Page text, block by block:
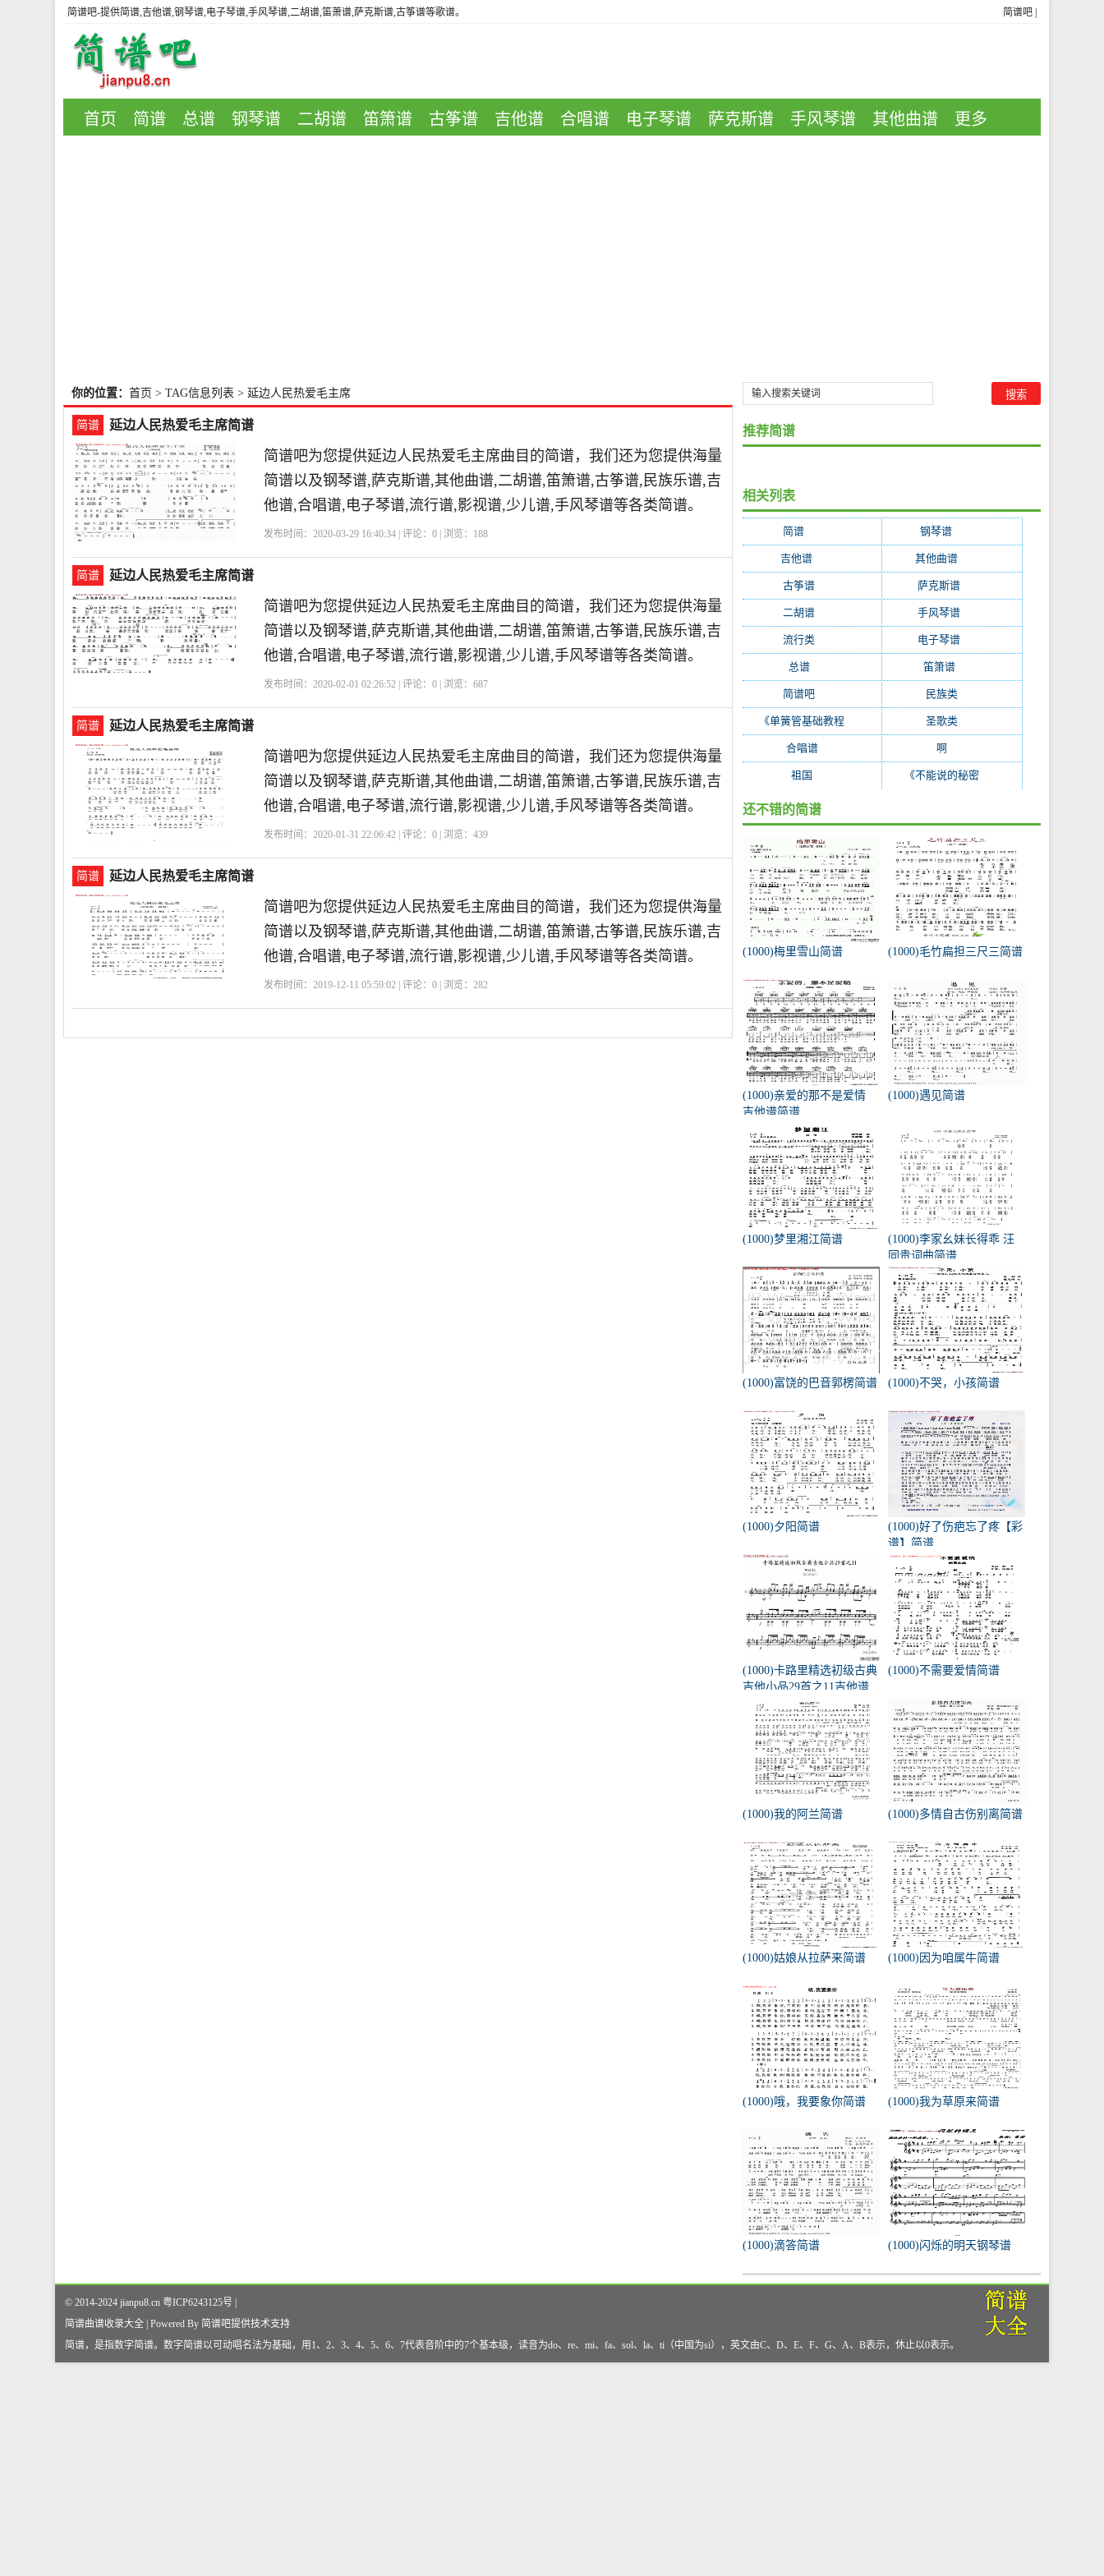
简谱吧
简谱吧-提供简谱,吉他谱,钢琴谱,电子琴谱,手风琴谱,二胡谱,笛萧谱,萨克斯谱,古筝谱等歌谱。
首页 简谱 总谱 钢琴谱 二胡谱 笛箫谱 古筝谱 吉他谱 合唱谱 电子琴谱 萨克斯谱 手风琴谱 其他曲谱 更多
你的位置： 首页 > TAG信息列表 > 延边人民热爱毛主席
简谱 延边人民热爱毛主席简谱
简谱吧为您提供延边人民热爱毛主席曲目的简谱，我们还为您提供海量
简谱以及钢琴谱,萨克斯谱,其他曲谱,二胡谱,笛箫谱,古筝谱,民族乐谱,吉
他谱,合唱谱,电子琴谱,流行谱,影视谱,少儿谱,手风琴谱等各类简谱。
发布时间：2020-03-29 16:40:34 | 评论：0 | 浏览： 188
简谱 延边人民热爱毛主席简谱
简谱吧为您提供延边人民热爱毛主席曲目的简谱，我们还为您提供海量
简谱以及钢琴谱,萨克斯谱,其他曲谱,二胡谱,笛箫谱,古筝谱,民族乐谱,吉
他谱,合唱谱,电子琴谱,流行谱,影视谱,少儿谱,手风琴谱等各类简谱。
发布时间：2020-02-01 02:26:52 | 评论：0 | 浏览：687
简谱 延边人民热爱毛主席简谱
简谱吧为您提供延边人民热爱毛主席曲目的简谱，我们还为您提供海量
简谱以及钢琴谱,萨克斯谱,其他曲谱,二胡谱,笛箫谱,古筝谱,民族乐谱,吉
他谱,合唱谱,电子琴谱,流行谱,影视谱,少儿谱,手风琴谱等各类简谱。
发布时间：2020-01-31 22:06:42 | 评论：0 | 浏览：439
简谱 延边人民热爱毛主席简谱
简谱吧为您提供延边人民热爱毛主席曲目的简谱，我们还为您提供海量
简谱以及钢琴谱,萨克斯谱,其他曲谱,二胡谱,笛箫谱,古筝谱,民族乐谱,吉
他谱,合唱谱,电子琴谱,流行谱,影视谱,少儿谱,手风琴谱等各类简谱。
发布时间：2019-12-11 05:59:02 | 评论：0 | 浏览：282
推荐简谱
相关列表
简谱(35314) 钢琴谱
吉他谱(4363) 其他曲谱(2333)
古筝谱 萨克斯谱
二胡谱 手风琴谱
流行类 电子琴谱
总谱(195) 笛箫谱(153)
简谱吧 民族类
《单簧管基础教程 圣歌类
合唱谱(38) 啊
祖国 《不能说的秘密
还不错的简谱
(1000)梅里雪山简谱 (1000)毛竹扁担三尺三简谱
(1000)亲爱的那不是爱情
吉他谱简谱
(1000)遇见简谱
(1000)梦里湘江简谱
(1000)李家幺妹长得乖 汪
同贵词曲简谱
(1000)富饶的巴音郭楞简谱 (1000)不哭，小孩简谱
(1000)夕阳简谱
(1000)好了伤疤忘了疼【彩
谱】简谱
(1000)卡路里精选初级古典
吉他小品29首之11吉他谱
(1000)不需要爱情简谱
(1000)我的阿兰简谱 (1000)多情自古伤别离简谱
(1000)姑娘从拉萨来简谱 (1000)因为咱属牛简谱
(1000)哦，我要象你简谱 (1000)我为草原来简谱
(1000)滴答简谱 (1000)闪烁的明天钢琴谱
© 2014-2024 jianpu8.cn 粤ICP6243125号 |
简谱曲谱收录大全 | Powered By 简谱吧提供技术支持
简谱，是指数字简谱。数字简谱以可动唱名法为基础，用1、2、3、4、5、6、7代表音阶中的7个基本级，读音为do、re、mi、fa、sol、la、ti（中国为si），英文由C、D、E、F、G、A、B表示，休止以0表示。